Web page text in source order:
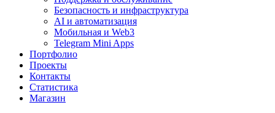
Безопасность и инфраструктура
AI и автоматизация
Мобильная и Web3
Telegram Mini Apps
Портфолио
Проекты
Контакты
Статистика
Магазин